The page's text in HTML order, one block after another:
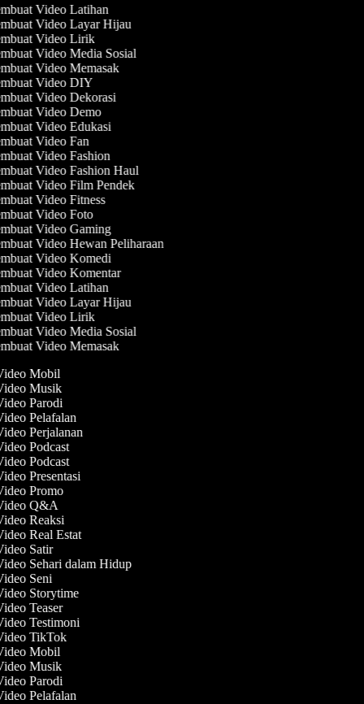
Video Latihan
Video Layar Hijau
Video Lirik
Video Media Sosial
Video Memasak
Video DIY
Video Dekorasi
Video Demo
Video Edukasi
Video Fan
Video Fashion
Video Fashion Haul
Video Film Pendek
Video Fitness
Video Foto
Video Gaming
Video Hewan Peliharaan
Video Komedi
Video Komentar
Video Latihan
Video Layar Hijau
Video Lirik
Video Media Sosial
Video Memasak
Mobil
Musik
Parodi
Pelafalan
Perjalanan
Podcast
Podcast
Presentasi
Promo
Q&A
Reaksi
Real Estat
Satir
Sehari dalam Hidup
Seni
Storytime
Teaser
Testimoni
TikTok
Mobil
Musik
Parodi
Pelafalan